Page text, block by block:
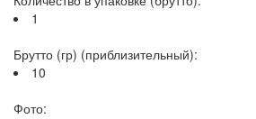
1
Брутто (гр) (приблизительный):
10
Фото: